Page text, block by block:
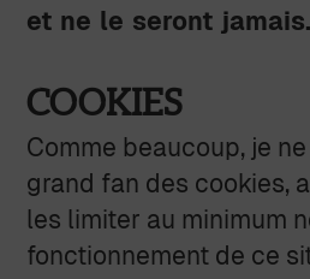
et ne le seront jamais.
COOKIES
Comme beaucoup, je
grand fan des cookies,
les limiter au minimum
fonctionnement de ce